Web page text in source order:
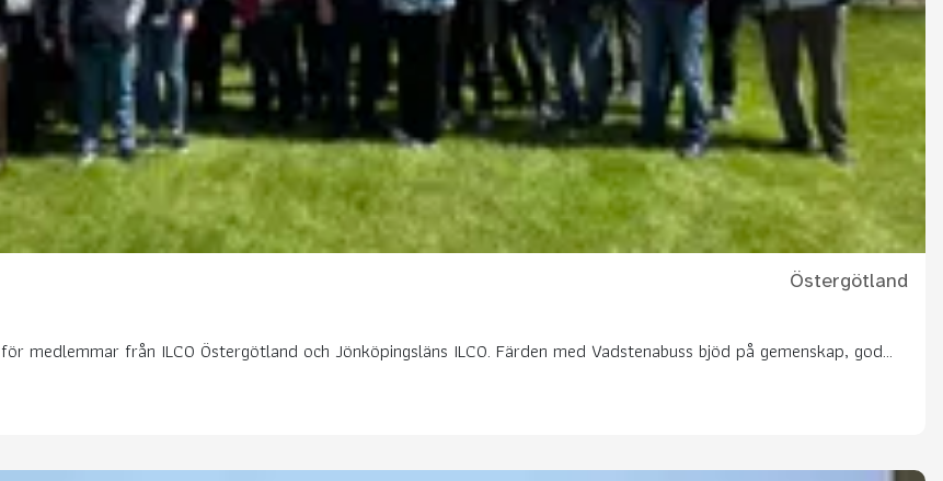
Östergötland
från ILCO Östergötland och Jönköpingsläns ILCO. Färden med Vadstenabuss bjöd på gemenskap, god...